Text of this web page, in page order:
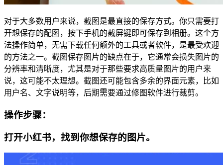
对于大多数用户来说，截图是最直接的保存方式。你只需要打
开想保存的配图，按下手机的截屏键即可保存到相册。这个方
法操作简单，无需下载任何额外的工具或者软件，是最受欢迎
的方法之一。截图保存图片的缺点在于，它通常会损失图片的
分辨率和清晰度，尤其是对于那些要求高质量图片的用户来
说，这可能不太理想。截图还可能包含多余的界面元素，比如
用户名、文字说明等，后期需要通过修图软件进行裁剪。
操作步骤：
打开小红书，找到你想保存的图片。